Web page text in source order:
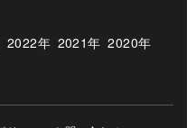
2022年 2021年 2020年